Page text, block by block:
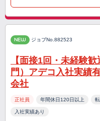
NEW ジョブNo.882523
【面接1回・未経験
門）アデコ入社実績
会社
正社員 年間休日120日以上
入社実績あり